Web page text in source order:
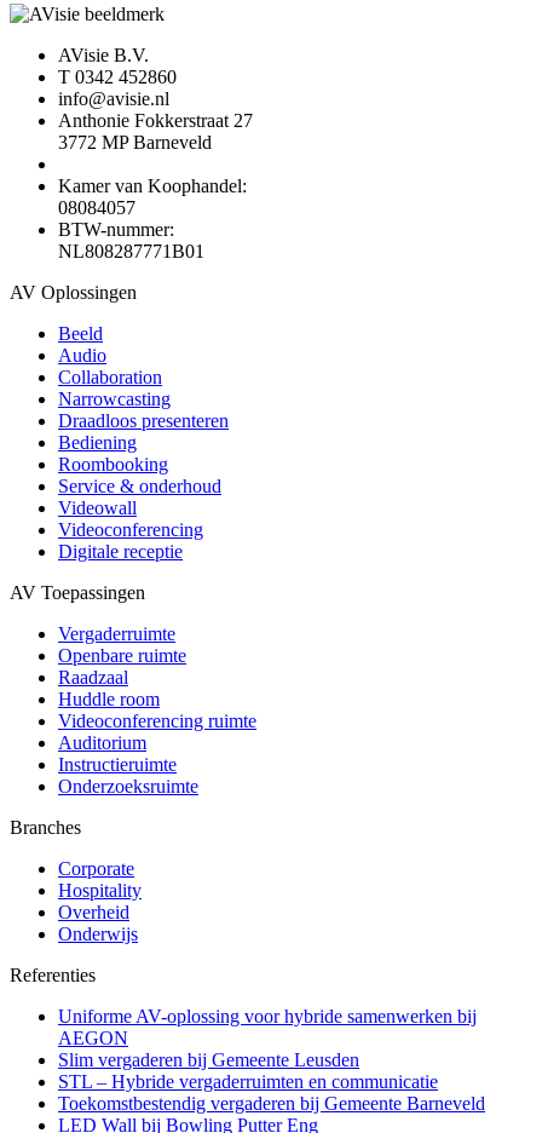
AVisie B.V.
T 0342 452860
info@avisie.nl
Anthonie Fokkerstraat 27
3772 MP Barneveld
Kamer van Koophandel:
08084057
BTW-nummer:
NL808287771B01
AV Oplossingen
Beeld
Audio
Collaboration
Narrowcasting
Draadloos presenteren
Bediening
Roombooking
Service & onderhoud
Videowall
Videoconferencing
Digitale receptie
AV Toepassingen
Vergaderruimte
Openbare ruimte
Raadzaal
Huddle room
Videoconferencing ruimte
Auditorium
Instructieruimte
Onderzoeksruimte
Branches
Corporate
Hospitality
Overheid
Onderwijs
Referenties
Uniforme AV-oplossing voor hybride samenwerken bij
AEGON
Slim vergaderen bij Gemeente Leusden
STL – Hybride vergaderruimten en communicatie
Toekomstbestendig vergaderen bij Gemeente Barneveld
LED Wall bij Bowling Putter Eng